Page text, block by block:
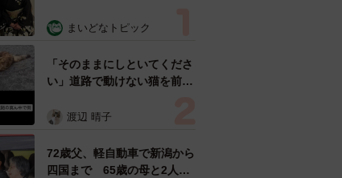
めらい 「痛いほど伝わる」
まいどなトピック
「そのままにしといてくださ
い」道路で動けない猫を前に
ようとした4日間 「命の重
表の訴え
渡辺 晴子
72歳父、軽自動車で新潟から
四国まで 65歳の母と2人で